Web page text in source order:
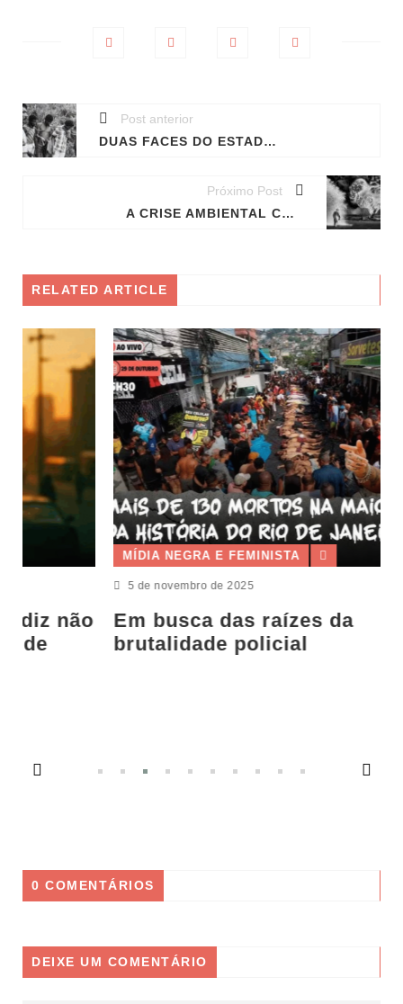
Post anterior
DUAS FACES DO ESTADO PENAL
Próximo Post
A CRISE AMBIENTAL COMO PARTE DA CRISE DO CAPITAL
RELATED ARTICLE
MÍDIA NEGRA E FEMINISTA
5 de novembro de 2025
Em busca das raízes da
brutalidade policial
0 COMENTÁRIOS
DEIXE UM COMENTÁRIO